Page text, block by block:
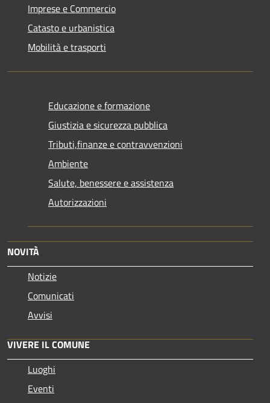
Imprese e Commercio
Catasto e urbanistica
Mobilità e trasporti
Educazione e formazione
Giustizia e sicurezza pubblica
Tributi,finanze e contravvenzioni
Ambiente
Salute, benessere e assistenza
Autorizzazioni
NOVITÀ
Notizie
Comunicati
Avvisi
VIVERE IL COMUNE
Luoghi
Eventi